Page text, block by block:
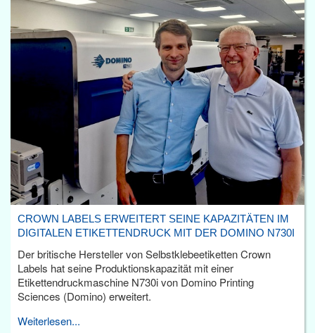
CROWN LABELS ERWEITERT SEINE KAPAZITÄTEN IM
DIGITALEN ETIKETTENDRUCK MIT DER DOMINO N730I
Der britische Hersteller von Selbstklebeetiketten Crown
Labels hat seine Produktionskapazität mit einer
Etikettendruckmaschine N730i von Domino Printing
Sciences (Domino) erweitert.
Weiterlesen...